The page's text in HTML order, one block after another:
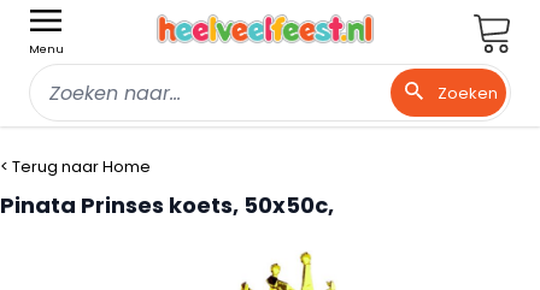
Menu
Zoeken
< Terug naar Home
Pinata Prinses koets, 50x50c,